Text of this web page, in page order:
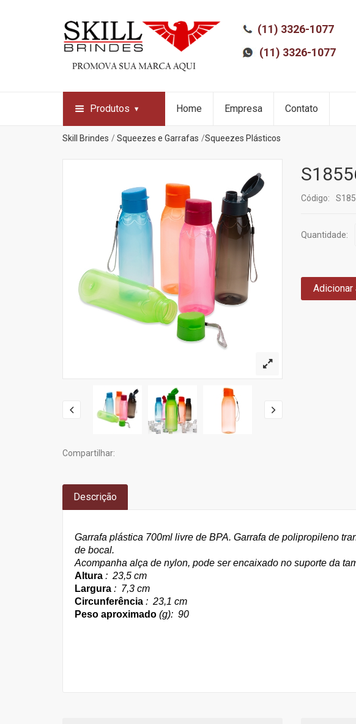
(11) 3326-1077
(11) 3326-1077
Produtos Home Empresa Contato
Skill Brindes Squeezes e Garrafas Squeezes Plásticos
Compartilhar:
Código:
Quantidade:
Adicionar
Descrição
Garrafa plástica 700ml livre de BPA. Garrafa de polipropileno
de bocal.
Acompanha alça de nylon, pode ser encaixado no suporte da
Altura : 23,5 cm
Largura : 7,3 cm
Circunferência : 23,1 cm
Peso aproximado (g): 90